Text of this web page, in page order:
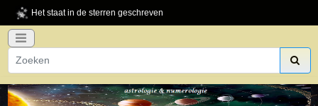
Het staat in de sterren geschreven